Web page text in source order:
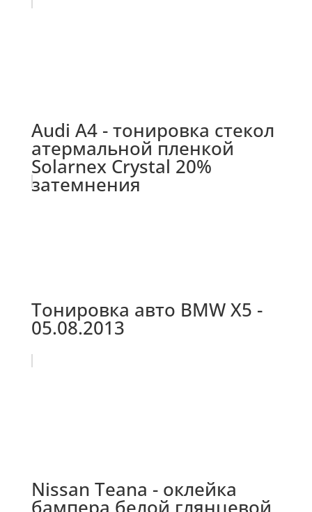
Audi A4 - тонировка стекол
атермальной пленкой
Solarnex Crystal 20%
затемнения
Тонировка авто BMW X5 -
05.08.2013
Nissan Teana - оклейка
бампера белой глянцевой